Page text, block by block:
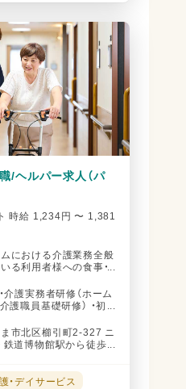
/ヘルパー求人（パ
時給 1,234円 〜 1,381
における介護業務全般
る利用者様への食事・
介護実務者研修（ホーム
護職員基礎研修） ・初
市北区櫛引町2-327 ニ
鉄道博物館駅から徒歩
・デイサービス